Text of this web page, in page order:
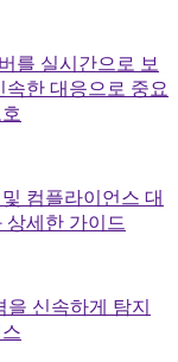
를 실시간으로 보
속한 대응으로 중요
컴플라이언스 대
상세한 가이드
신속하게 탐지